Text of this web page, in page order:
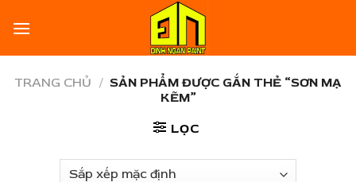
TRANG CHỦ / SẢN PHẨM ĐƯỢC GẮN THẺ “SƠN MẠ
KẼM”
LỌC